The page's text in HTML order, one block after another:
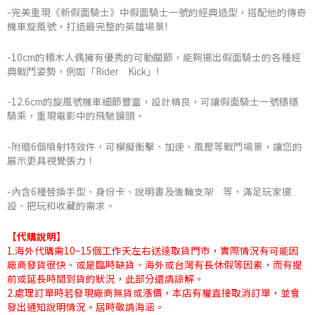
NT$547
到
NT$570
-完美重現《新假面騎士》中假面騎士一號的經典造型，搭配他的傳奇
機車旋風號，打造最完整的英雄場景!
-10cm的積木人偶擁有優秀的可動關節，能夠擺出假面騎士的各種經
典戰鬥姿勢，例如「Rider Kick」!
-12.6cm的旋風號機車細節豐富，設計精良，可讓假面騎士一號穩穩
騎乘，重現電影中的飛馳鏡頭。
-附贈6個噴射特效件，可模擬衝擊、加速、風壓等戰鬥場景，讓您的
展示更具視覺張力！
-內含6種替換手型、身份卡、說明書及後輪支架 等，滿足玩家擺
設、把玩和收藏的需求。
【代購說明】
1.海外代購需10~15個工作天左右送達取貨門市，實際情況有可能因
廠商發貨很快、或是臨時缺貨、海外或台灣有長休假等因素，而有提
前或延長時間到貨的狀況，此部分還請諒解。
2.處理訂單時若發現廠商無貨或漲價，本店有權直接取消訂單，並會
發出通知說明情況。屆時敬請海涵。